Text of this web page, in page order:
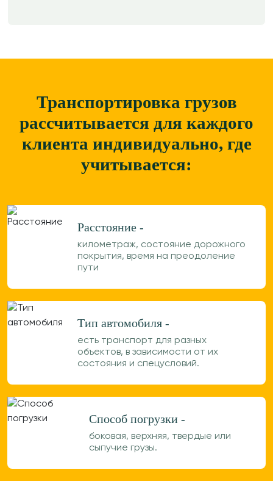
Транспортировка грузов
рассчитывается для каждого
клиента индивидуально, где
учитывается:
Расстояние -
километраж, состояние дорожного
покрытия, время на преодоление
пути
Тип автомобиля -
есть транспорт для разных
объектов, в зависимости от их
состояния и спецусловий.
Способ погрузки -
боковая, верхняя, твердые или
сыпучие грузы.